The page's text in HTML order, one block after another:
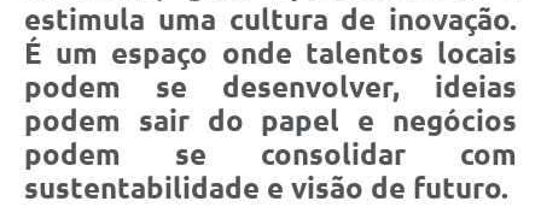
estimula uma cultura de inovação.
É um espaço onde talentos locais
podem se desenvolver, ideias
podem sair do papel e negócios
podem se consolidar com
sustentabilidade e visão de futuro.